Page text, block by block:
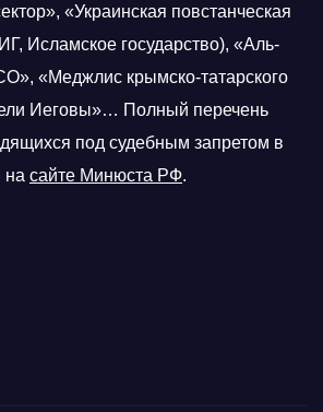
«Украинская повстанческая
Исламское государство), «Аль-
«Меджлис крымско-татарского
Иеговы»… Полный перечень
под судебным запретом в
на сайте Минюста РФ.